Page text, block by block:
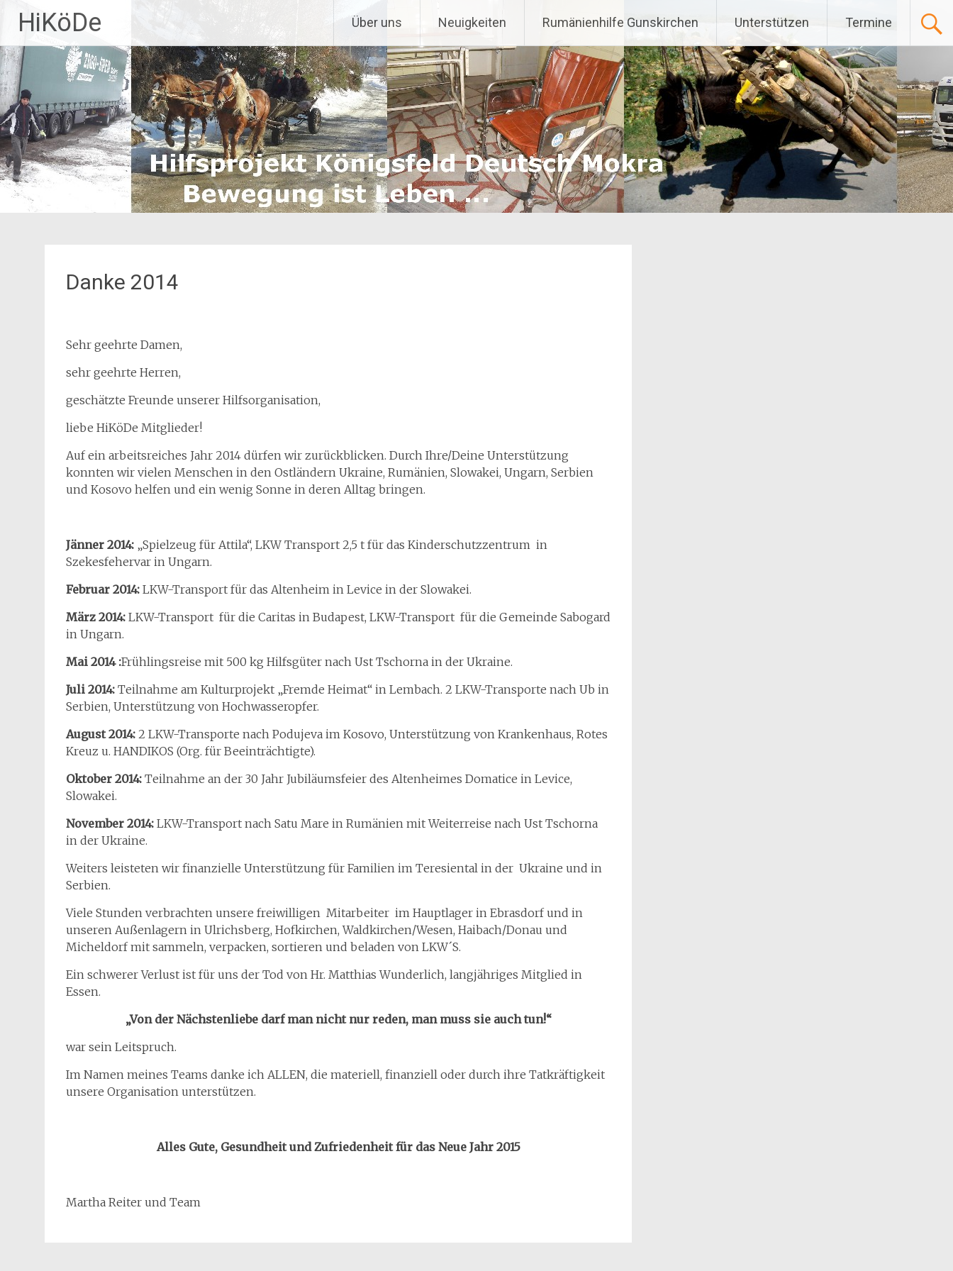
Inhalt
springen
HiKöDe Über uns Neuigkeiten Rumänienhilfe Gunskirchen Unterstützen Termine
Danke 2014
Sehr geehrte Damen,
sehr geehrte Herren,
geschätzte Freunde unserer Hilfsorganisation,
liebe HiKöDe Mitglieder!
Auf ein arbeitsreiches Jahr 2014 dürfen wir zurückblicken. Durch Ihre/Deine Unterstützung
konnten wir vielen Menschen in den Ostländern Ukraine, Rumänien, Slowakei, Ungarn, Serbien
und Kosovo helfen und ein wenig Sonne in deren Alltag bringen.
Jänner 2014: „Spielzeug für Attila“, LKW Transport 2,5 t für das Kinderschutzzentrum in
Szekesfehervar in Ungarn.
Februar 2014: LKW-Transport für das Altenheim in Levice in der Slowakei.
März 2014: LKW-Transport für die Caritas in Budapest, LKW-Transport für die Gemeinde Sabogard
in Ungarn.
Mai 2014 :Frühlingsreise mit 500 kg Hilfsgüter nach Ust Tschorna in der Ukraine.
Juli 2014: Teilnahme am Kulturprojekt „Fremde Heimat“ in Lembach. 2 LKW-Transporte nach Ub in
Serbien, Unterstützung von Hochwasseropfer.
August 2014: 2 LKW-Transporte nach Podujeva im Kosovo, Unterstützung von Krankenhaus, Rotes
Kreuz u. HANDIKOS (Org. für Beeinträchtigte).
Oktober 2014: Teilnahme an der 30 Jahr Jubiläumsfeier des Altenheimes Domatice in Levice,
Slowakei.
November 2014: LKW-Transport nach Satu Mare in Rumänien mit Weiterreise nach Ust Tschorna
in der Ukraine.
Weiters leisteten wir finanzielle Unterstützung für Familien im Teresiental in der Ukraine und in
Serbien.
Viele Stunden verbrachten unsere freiwilligen Mitarbeiter im Hauptlager in Ebrasdorf und in
unseren Außenlagern in Ulrichsberg, Hofkirchen, Waldkirchen/Wesen, Haibach/Donau und
Micheldorf mit sammeln, verpacken, sortieren und beladen von LKW´S.
Ein schwerer Verlust ist für uns der Tod von Hr. Matthias Wunderlich, langjähriges Mitglied in
Essen.
„Von der Nächstenliebe darf man nicht nur reden, man muss sie auch tun!“
war sein Leitspruch.
Im Namen meines Teams danke ich ALLEN, die materiell, finanziell oder durch ihre Tatkräftigkeit
unsere Organisation unterstützen.
Alles Gute, Gesundheit und Zufriedenheit für das Neue Jahr 2015
Martha Reiter und Team